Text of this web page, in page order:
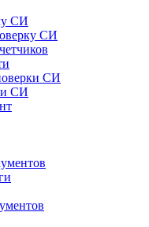
СИ
СИ
СИ
СИ